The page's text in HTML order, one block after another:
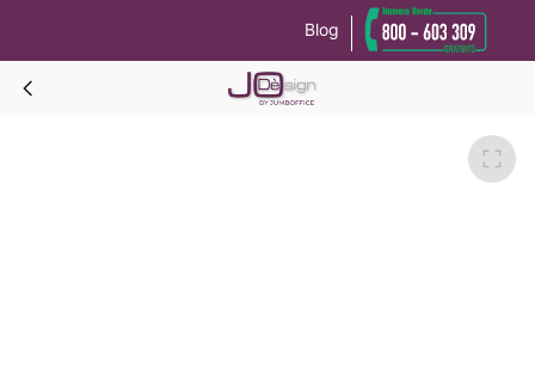
Blog
CUBE Divano 2 posti struttura argento-Blu
Informativa sulla raccolta
Le tue preferenze relative alla privacy